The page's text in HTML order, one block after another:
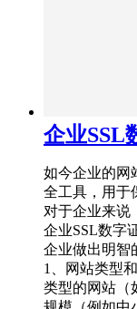
企业SSL
如今企业的网
全工具，用于
对于企业来说
企业SSL数字
企业做出明智
1、网站类型
类型的网站（